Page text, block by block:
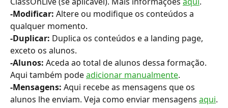
-Modificar: Altere ou modifique os conteúdos a
qualquer momento.
-Duplicar: Duplica os conteúdos e a landing page,
exceto os alunos.
-Alunos: Aceda ao total de alunos dessa formação.
Aqui também pode adicionar manualmente.
-Mensagens: Aqui recebe as mensagens que os
alunos lhe enviam. Veja como enviar mensagens aqui.